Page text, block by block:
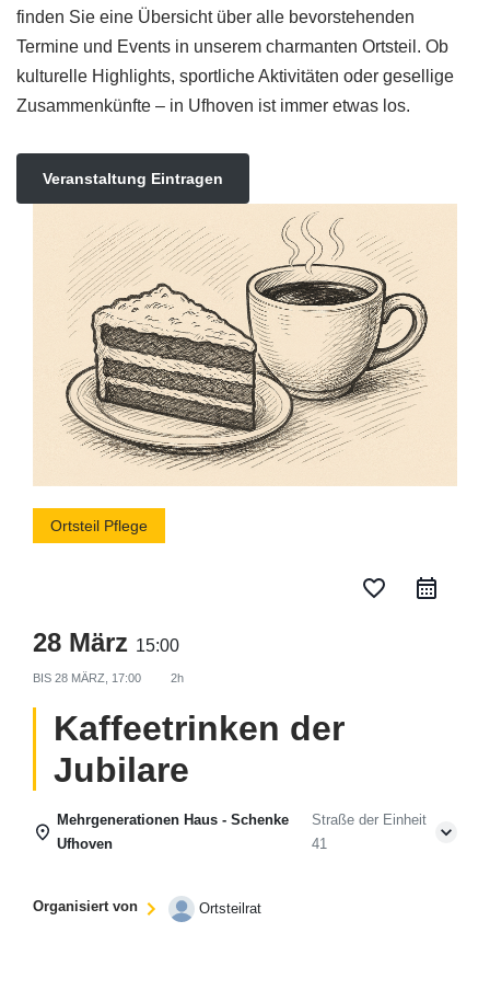
finden Sie eine Übersicht über alle bevorstehenden
Termine und Events in unserem charmanten Ortsteil. Ob
kulturelle Highlights, sportliche Aktivitäten oder gesellige
Zusammenkünfte – in Ufhoven ist immer etwas los.
Veranstaltung Eintragen
Ortsteil Pflege
favorite_border
28 März 15:00
BIS 28 MÄRZ, 17:00 2h
Kaffeetrinken der
Jubilare
Mehrgenerationen Haus - Schenke
Ufhoven
Straße der Einheit
41
Organisiert von Ortsteilrat